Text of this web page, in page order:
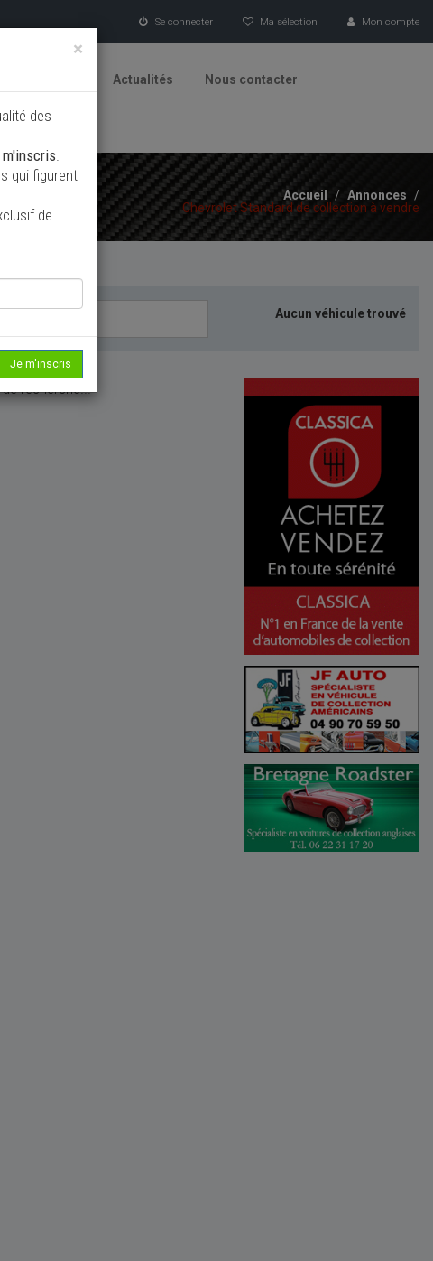
Se connecter Ma sélection Mon compte
Actualités Nous contacter
Accueil / Annonces
/
Chevrolet Standard de collection à vendre
Aucun véhicule trouvé
recherche...
×
des
.
qui figurent
de
Je m'inscris